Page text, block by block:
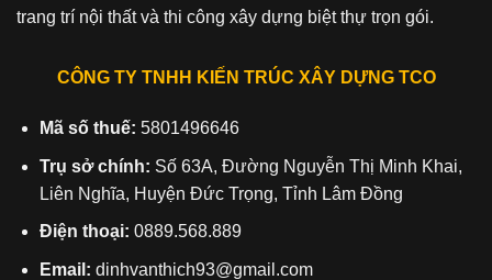
trang trí nội thất và thi công xây dựng biệt thự trọn gói.
CÔNG TY TNHH KIẾN TRÚC XÂY DỰNG TCO
Mã số thuế: 5801496646
Trụ sở chính: Số 63A, Đường Nguyễn Thị Minh Khai,
Liên Nghĩa, Huyện Đức Trọng, Tỉnh Lâm Đồng
Điện thoại: 0889.568.889
Email: dinhvanthich93@gmail.com